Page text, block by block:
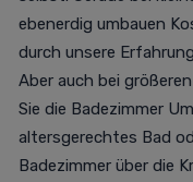
ebenerdig umbauen
durch unsere
Aber auch bei
Sie die Badezimmer
altersgerechtes Bad
Badezimmer über die